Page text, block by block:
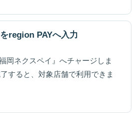
region PAYへ入力
岡ネクスペイ』へチャージしま
すると、対象店舗で利用できま